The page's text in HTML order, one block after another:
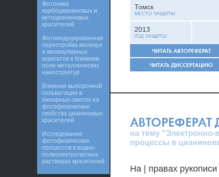
Томск
МЕСТО ЗАЩИТЫ
2013
ГОД ЗАЩИТЫ
ЧИТАТЬ АВТОРЕФЕРАТ
ЧИТАТЬ ДИССЕРТАЦИЮ
АВТОРЕФЕРАТ
на тему
процессы в
На | правах рукописи
Фотоника
карбоцианиновых и
кетоцианиновых
красителей
Фотоиндуцированная
перестройка молекул
и молекулярных
агрегатов в ближнем
поле металлических
наноструктур
Влияние выборочной
сольватации в
бинарных смесях на
фотофизические
свойства цианиновых
красителей
Исследование
фотофизических
процессов в водно-
полиэлектролитных
растворах красителей